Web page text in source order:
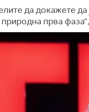
да докажете да
природна прва